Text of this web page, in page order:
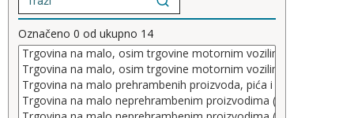
Označeno 0 od ukupno 14